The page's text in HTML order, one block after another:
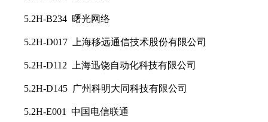
5.2H-B234 曙光网络
5.2H-D017 上海移远通信技术股份有限公司
5.2H-D112 上海迅饶自动化科技有限公司
5.2H-D145 广州科明大同科技有限公司
5.2H-E001 中国电信联通